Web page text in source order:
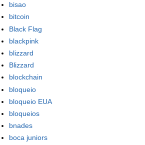
bisao
bitcoin
Black Flag
blackpink
blizzard
Blizzard
blockchain
bloqueio
bloqueio EUA
bloqueios
bnades
boca juniors